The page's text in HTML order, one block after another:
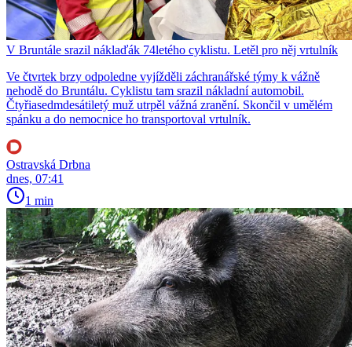
V Bruntále srazil náklaďák 74letého cyklistu. Letěl pro něj vrtulník
Ve čtvrtek brzy odpoledne vyjížděli záchranářské týmy k vážně
nehodě do Bruntálu. Cyklistu tam srazil nákladní automobil.
Čtyřiasedmdesátiletý muž utrpěl vážná zranění. Skončil v umělém
spánku a do nemocnice ho transportoval vrtulník.
Ostravská Drbna
dnes, 07:41
1 min